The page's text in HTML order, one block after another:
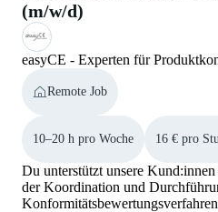
(m/w/d)
easyCE - Experten für
Remote Job
10–20 h pro Woche 16 € pro
Du unterstützt unsere
der Koordination und